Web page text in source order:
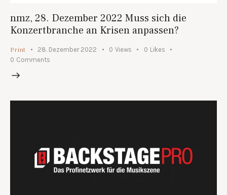
nmz, 28. Dezember 2022 Muss sich die
Konzertbranche an Krisen anpassen?
Print 28. Dezember 2022 0 Views 0 Likes
0 Comments